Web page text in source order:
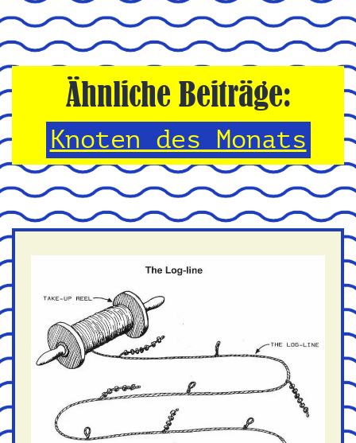
Ähnliche Beiträge:
Knoten des Monats